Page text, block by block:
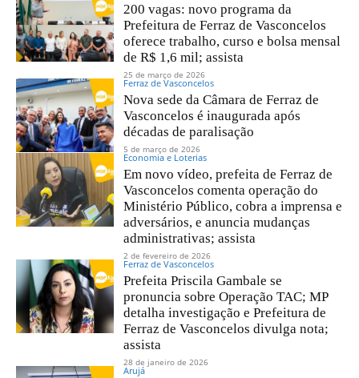
200 vagas: novo programa da
Prefeitura de Ferraz de Vasconcelos
oferece trabalho, curso e bolsa mensal
de R$ 1,6 mil; assista
25 de março de 2026
Ferraz de Vasconcelos
Nova sede da Câmara de Ferraz de
Vasconcelos é inaugurada após
décadas de paralisação
5 de março de 2026
Economia e Loterias
Em novo vídeo, prefeita de Ferraz de
Vasconcelos comenta operação do
Ministério Público, cobra a imprensa e
adversários, e anuncia mudanças
administrativas; assista
2 de fevereiro de 2026
Ferraz de Vasconcelos
Prefeita Priscila Gambale se
pronuncia sobre Operação TAC; MP
detalha investigação e Prefeitura de
Ferraz de Vasconcelos divulga nota;
assista
28 de janeiro de 2026
Arujá